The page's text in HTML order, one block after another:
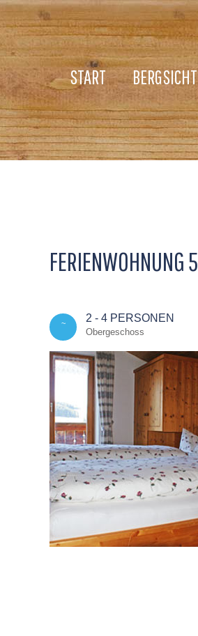
START BERGSICHT
FERIENWOHNUNG 5
~ 2 - 4 PERSONEN
Obergeschoss